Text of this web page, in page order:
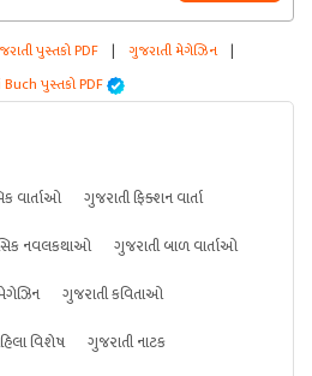
પુસ્તકો PDF | ગુજરાતી મેગેઝિન |
પુસ્તકો PDF
વાર્તાઓ
ગુજરાતી ફિક્શન વાર્તા
નવલકથાઓ
ગુજરાતી બાળ વાર્તાઓ
ગુજરાતી કવિતાઓ
વિશેષ
ગુજરાતી નાટક